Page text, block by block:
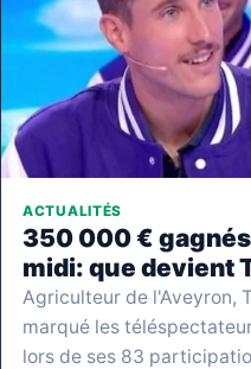
ACTUALITÉS
350 000 €
midi: que devient
Agriculteur de l'Aveyron,
marqué les
lors de ses 83